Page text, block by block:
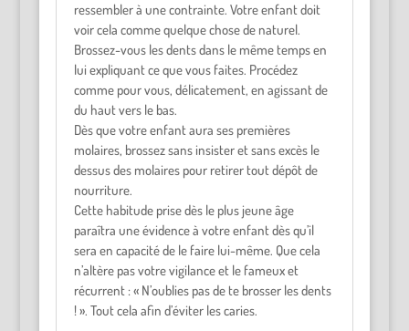
ressembler à une contrainte. Votre enfant doit
voir cela comme quelque chose de naturel.
Brossez-vous les dents dans le même temps en
lui expliquant ce que vous faites. Procédez
comme pour vous, délicatement, en agissant de
du haut vers le bas.
Dès que votre enfant aura ses premières
molaires, brossez sans insister et sans excès le
dessus des molaires pour retirer tout dépôt de
nourriture.
Cette habitude prise dès le plus jeune âge
paraîtra une évidence à votre enfant dès qu’il
sera en capacité de le faire lui-même. Que cela
n’altère pas votre vigilance et le fameux et
récurrent : « N’oublies pas de te brosser les dents
! ». Tout cela afin d’éviter les caries.